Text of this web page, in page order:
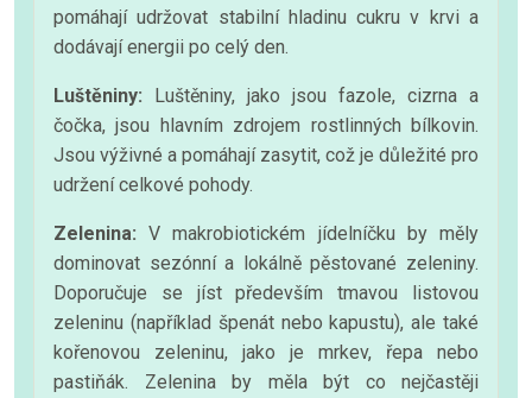
pomáhají udržovat stabilní hladinu cukru v krvi a
dodávají energii po celý den.
Luštěniny: Luštěniny, jako jsou fazole, cizrna a
čočka, jsou hlavním zdrojem rostlinných bílkovin.
Jsou výživné a pomáhají zasytit, což je důležité pro
udržení celkové pohody.
Zelenina: V makrobiotickém jídelníčku by měly
dominovat sezónní a lokálně pěstované zeleniny.
Doporučuje se jíst především tmavou listovou
zeleninu (například špenát nebo kapustu), ale také
kořenovou zeleninu, jako je mrkev, řepa nebo
pastiňák. Zelenina by měla být co nejčastěji